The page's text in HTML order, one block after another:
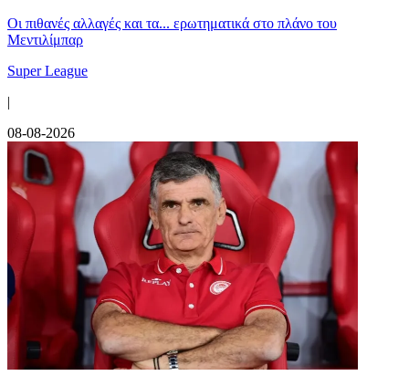
Οι πιθανές αλλαγές και τα... ερωτηματικά στο πλάνο του
Μεντιλίμπαρ
Super League
|
08-08-2026